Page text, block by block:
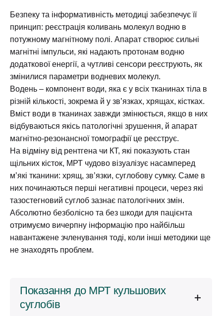
Безпеку та інформативність методиці забезпечує її
принцип: реєстрація коливань молекул водню в
потужному магнітному полі. Апарат створює сильні
магнітні імпульси, які надають протонам водню
додаткової енергії, а чутливі сенсори реєструють, як
змінилися параметри водневих молекул.
Водень – компонент води, яка є у всіх тканинах тіла в
різній кількості, зокрема й у зв’язках, хрящах, кістках.
Вміст води в тканинах завжди змінюється, якщо в них
відбуваються якісь патологічні зрушення, й апарат
магнітно-резонансної томографії це реєструє.
На відміну від рентгена чи КТ, які показують стан
щільних кісток, МРТ чудово візуалізує насамперед
м’які тканини: хрящ, зв’язки, суглобову сумку. Саме в
них починаються перші негативні процеси, через які
тазостегновий суглоб зазнає патологічних змін.
Абсолютно безболісно та без шкоди для пацієнта
отримуємо вичерпну інформацію про найбільш
навантажене зчленування тоді, коли інші методики ще
не знаходять проблем.
Показання до МРТ кульшових
суглобів